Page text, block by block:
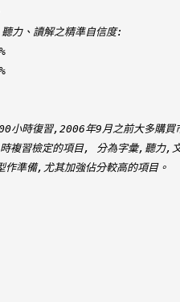
力、讀解之精準自信度:
時復習,2006年9月之前大多購買
複習檢定的項目, 分為字彙,聽力,
準備,尤其加強佔分較高的項目。